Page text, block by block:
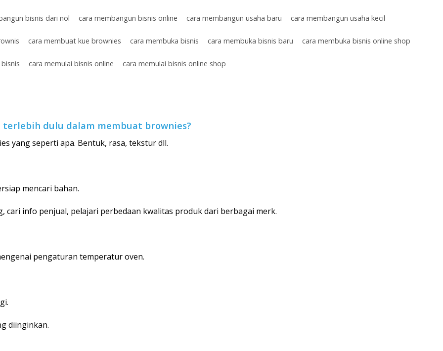
bisnis dari nol cara membangun bisnis online cara membangun usaha baru cara membangun usaha kecil
cara membuat kue brownies cara membuka bisnis cara membuka bisnis baru cara membuka bisnis online shop
cara memulai bisnis online cara memulai bisnis online shop
terlebih dulu dalam membuat brownies?
yang seperti apa. Bentuk, rasa, tekstur dll.
mencari bahan.
cari info penjual, pelajari perbedaan kwalitas produk dari berbagai merk.
pengaturan temperatur oven.
diinginkan.